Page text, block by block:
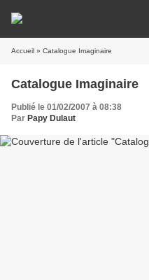
Accueil » Catalogue Imaginaire
Catalogue Imaginaire
Publié le 01/02/2007 à 08:38
Par Papy Dulaut